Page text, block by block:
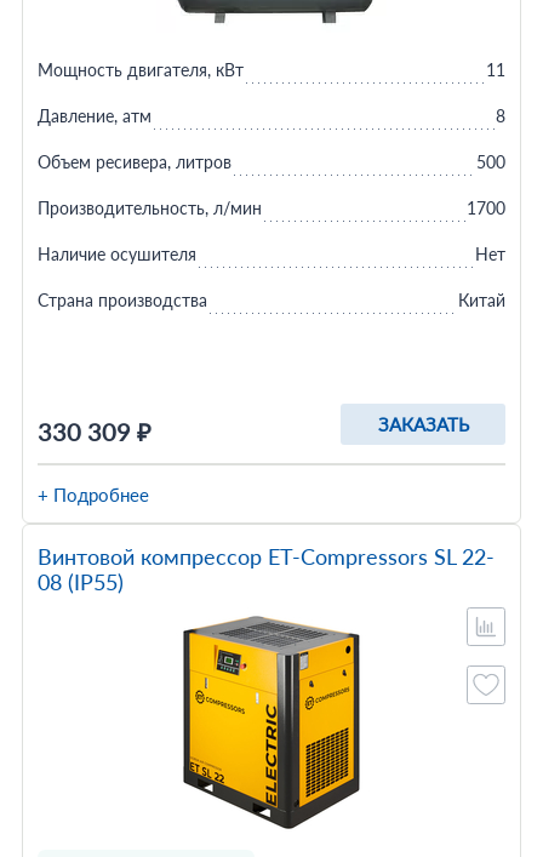
330 309 ₽ ЗАКАЗАТЬ
Мощность двигателя, кВт 11
Давление, атм 8
Объем ресивера, литров 500
Производительность, л/мин 1700
Наличие осушителя Нет
Страна производства Китай
+ Подробнее
Винтовой компрессор ET-Compressors SL 22-
08 (IP55)